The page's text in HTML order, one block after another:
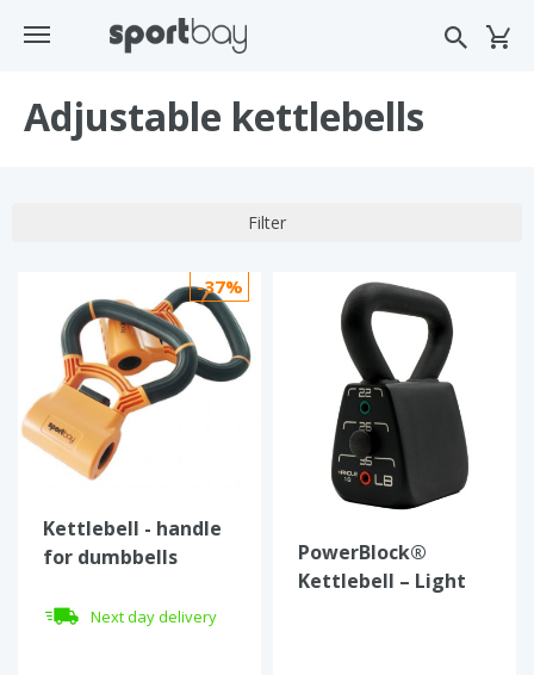
Adjustable kettlebells
Filter
-37%
Kettlebell - handle
for dumbbells
Next day delivery
PowerBlock®
Kettlebell – Light